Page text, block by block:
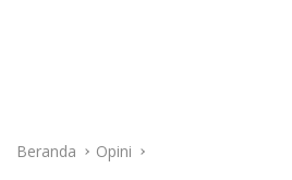
Beranda Opini